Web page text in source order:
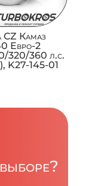
CZ Камаз
Евро-2
320/360 л.с.
K27-145-01